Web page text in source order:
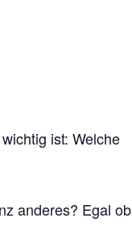
ist: Welche
anderes? Egal ob